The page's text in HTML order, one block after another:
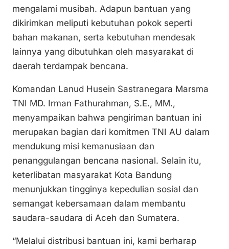
mengalami musibah. Adapun bantuan yang
dikirimkan meliputi kebutuhan pokok seperti
bahan makanan, serta kebutuhan mendesak
lainnya yang dibutuhkan oleh masyarakat di
daerah terdampak bencana.
Komandan Lanud Husein Sastranegara Marsma
TNI MD. Irman Fathurahman, S.E., MM.,
menyampaikan bahwa pengiriman bantuan ini
merupakan bagian dari komitmen TNI AU dalam
mendukung misi kemanusiaan dan
penanggulangan bencana nasional. Selain itu,
keterlibatan masyarakat Kota Bandung
menunjukkan tingginya kepedulian sosial dan
semangat kebersamaan dalam membantu
saudara-saudara di Aceh dan Sumatera.
“Melalui distribusi bantuan ini, kami berharap